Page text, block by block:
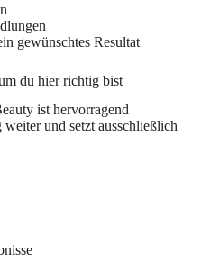
gewünschtes Resultat
du hier richtig bist
ist hervorragend
und setzt ausschließlich